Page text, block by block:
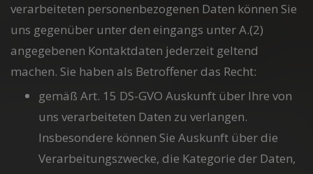
verarbeiteten personenbezogenen Daten können Sie
uns gegenüber unter den eingangs unter A.(2)
angegebenen Kontaktdaten jederzeit geltend
machen. Sie haben als Betroffener das Recht:
gemäß Art. 15 DS-GVO Auskunft über Ihre von
uns verarbeiteten Daten zu verlangen.
Insbesondere können Sie Auskunft über die
Verarbeitungszwecke, die Kategorie der Daten,